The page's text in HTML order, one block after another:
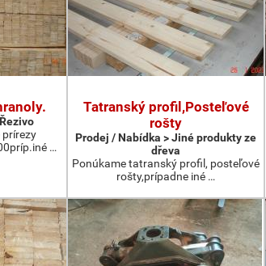
prírezy
…
Tatranský profil,Posteľové
rošty
Prodej / Nabídka > Jiné produkty ze
dřeva
Ponúkame tatranský profil, posteľové
rošty,prípadne iné …